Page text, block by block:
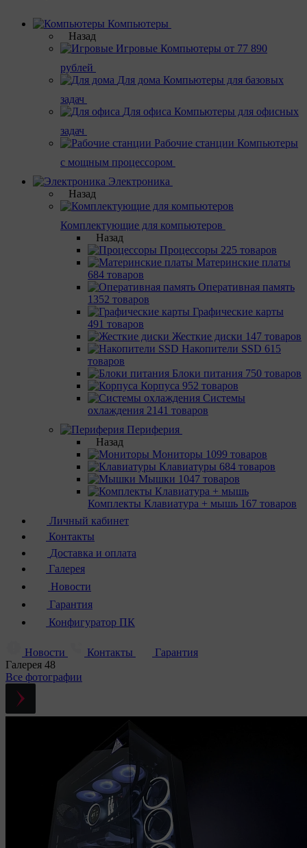
Компьютеры
Назад
Игровые Компьютеры от 77 890
рублей
Для дома Компьютеры для базовых
задач
Для офиса Компьютеры для офисных
задач
Рабочие станции Компьютеры
с мощным процессором
Электроника
Назад
Комплектующие для компьютеров
Назад
Процессоры 225 товаров
Материнcкие платы
684 товаров
Оперативная память
1352 товаров
Графические карты
491 товаров
Жесткие диски 147 товаров
Накопители SSD 615
товаров
Блоки питания 750 товаров
Корпуса 952 товаров
Системы
охлаждения 2141 товаров
Периферия
Назад
Мониторы 1099 товаров
Клавиатуры 684 товаров
Мышки 1047 товаров
Комплекты Клавиатура + мышь 167 товаров
Личный кабинет
Контакты
Доставка и оплата
Галерея
Новости
Гарантия
Конфигуратор ПК
Новости Контакты
Гарантия
Галерея 48
Все фотографии